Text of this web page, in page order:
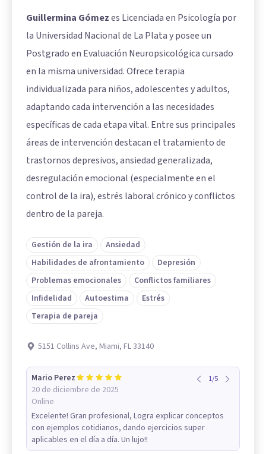
Guillermina Gómezes Licenciada en Psicología por
la Universidad Nacional de La Plata y posee un
Postgrado en Evaluación Neuropsicológica cursado
en la misma universidad. Ofrece terapia
individualizada para niños, adolescentes y adultos,
adaptando cada intervención a las necesidades
específicas de cada etapa vital. Entre sus principales
áreas de intervención destacan el tratamiento de
trastornos depresivos, ansiedad generalizada,
desregulación emocional (especialmente en el
control de la ira), estrés laboral crónico y conflictos
dentro de la pareja.
Gestión de la ira
Ansiedad
Habilidades de afrontamiento
Depresión
Problemas emocionales
Conflictos familiares
Infidelidad
Autoestima
Estrés
Terapia de pareja
5151 Collins Ave, Miami, FL 33140
Mario Perez
20 de diciembre de 2025
Online
1/5
Excelente! Gran profesional, Logra explicar conceptos
con ejemplos cotidianos, dando ejercicios super
aplicables en el día a día. Un lujo!!